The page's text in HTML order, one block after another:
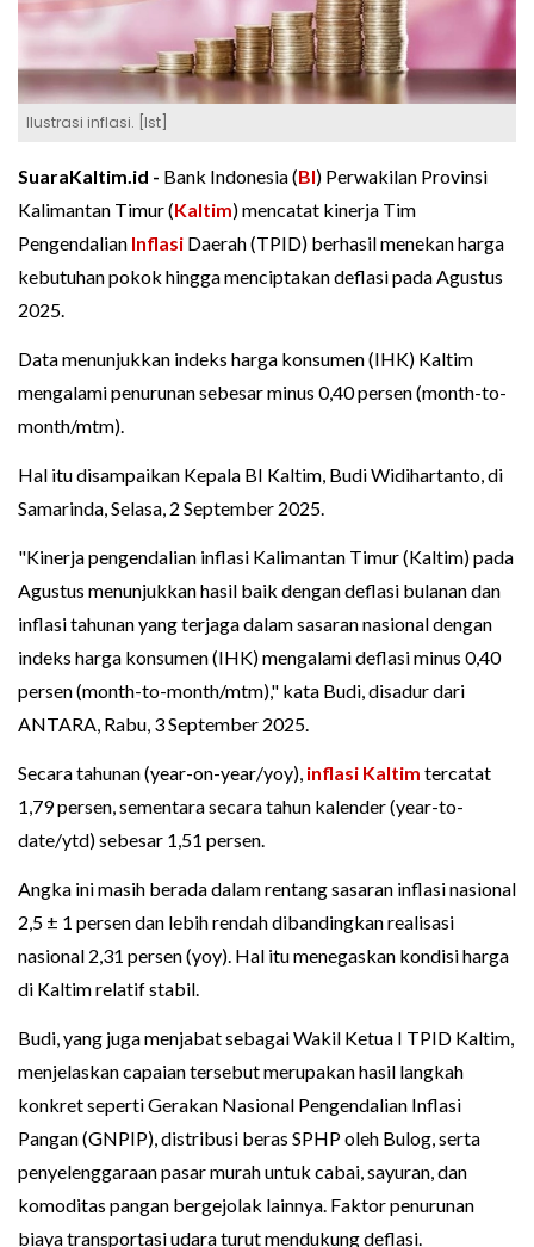
Ilustrasi inflasi. [Ist]
SuaraKaltim.id - Bank Indonesia (BI) Perwakilan Provinsi
Kalimantan Timur (Kaltim) mencatat kinerja Tim
Pengendalian Inflasi Daerah (TPID) berhasil menekan harga
kebutuhan pokok hingga menciptakan deflasi pada Agustus
2025.
Data menunjukkan indeks harga konsumen (IHK) Kaltim
mengalami penurunan sebesar minus 0,40 persen (month-to-
month/mtm).
Hal itu disampaikan Kepala BI Kaltim, Budi Widihartanto, di
Samarinda, Selasa, 2 September 2025.
"Kinerja pengendalian inflasi Kalimantan Timur (Kaltim) pada
Agustus menunjukkan hasil baik dengan deflasi bulanan dan
inflasi tahunan yang terjaga dalam sasaran nasional dengan
indeks harga konsumen (IHK) mengalami deflasi minus 0,40
persen (month-to-month/mtm)," kata Budi, disadur dari
ANTARA, Rabu, 3 September 2025.
Secara tahunan (year-on-year/yoy), inflasi Kaltim tercatat
1,79 persen, sementara secara tahun kalender (year-to-
date/ytd) sebesar 1,51 persen.
Angka ini masih berada dalam rentang sasaran inflasi nasional
2,5 ± 1 persen dan lebih rendah dibandingkan realisasi
nasional 2,31 persen (yoy). Hal itu menegaskan kondisi harga
di Kaltim relatif stabil.
Budi, yang juga menjabat sebagai Wakil Ketua I TPID Kaltim,
menjelaskan capaian tersebut merupakan hasil langkah
konkret seperti Gerakan Nasional Pengendalian Inflasi
Pangan (GNPIP), distribusi beras SPHP oleh Bulog, serta
penyelenggaraan pasar murah untuk cabai, sayuran, dan
komoditas pangan bergejolak lainnya. Faktor penurunan
biaya transportasi udara turut mendukung deflasi.